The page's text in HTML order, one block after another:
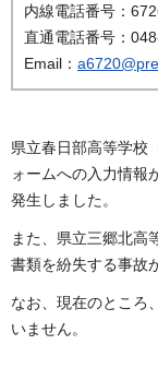
内線電話番号：
直通電話番号：
Email：
県立春日部高等学校
ォームへの入力情報
発生しました。
また、県立三郷北高
書類を紛失する事故
なお、現在のところ
いません。